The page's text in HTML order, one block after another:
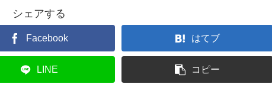
シェアする
Facebook はてブ
LINE コピー